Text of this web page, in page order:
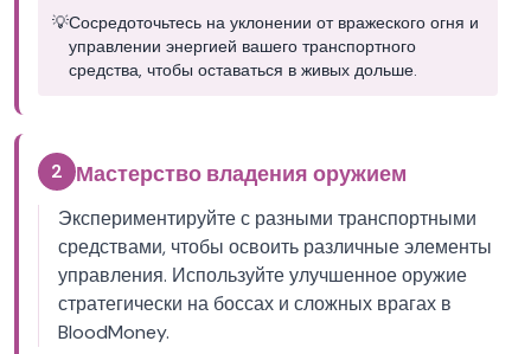
💡Сосредоточьтесь на уклонении от вражеского огня и
управлении энергией вашего транспортного
средства, чтобы оставаться в живых дольше.
2 Мастерство владения оружием
Экспериментируйте с разными транспортными
средствами, чтобы освоить различные элементы
управления. Используйте улучшенное оружие
стратегически на боссах и сложных врагах в
BloodMoney.